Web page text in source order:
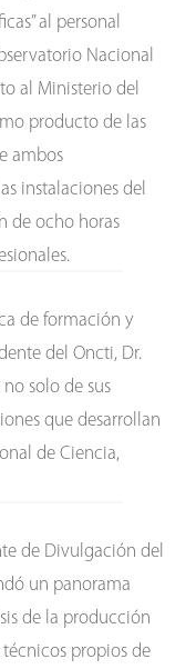
al personal
Nacional
al Ministerio del
producto de las
ambos
instalaciones del
de ocho horas
de formación y
del Oncti, Dr.
solo de sus
que desarrollan
de Ciencia,
de Divulgación del
un panorama
de la producción
propios de